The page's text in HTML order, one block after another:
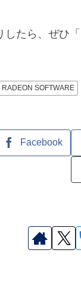
したら、ぜひ
RADEON SOFTWARE
Facebook